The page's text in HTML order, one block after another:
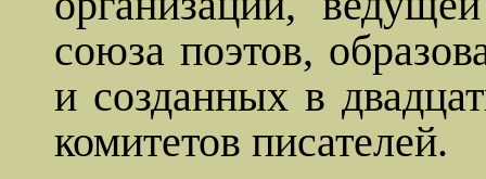
союза поэтов,
и созданных в
комитетов писателей.